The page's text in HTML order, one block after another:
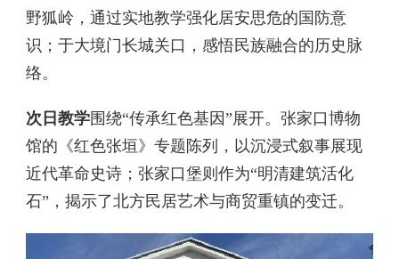
野狐岭，通过实地教学强化居安思危的国防意
识；于大境门长城关口，感悟民族融合的历史脉
络。
次日教学‌围绕“传承红色基因”展开。张家口博物
馆的《红色张垣》专题陈列，以沉浸式叙事展现
近代革命史诗；张家口堡则作为“明清建筑活化
石”，揭示了北方民居艺术与商贸重镇的变迁。